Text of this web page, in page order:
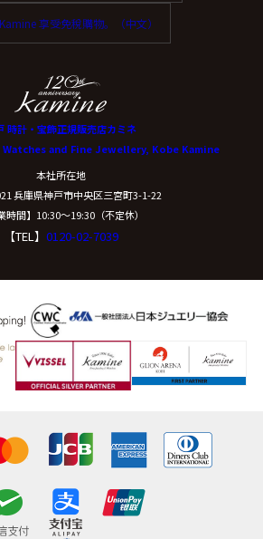
より、当社が保有する保有個人デー
、消去、第三者提供の停止および第
（以下、開示等という）に応じま
は、下記「当社の個人情報の取扱い
等の問合せ先」を参照してくださ
易に認識できない方法による個
ーコン等を用いるなどして、本人が
方法による個人情報の取得は行って
ついては、漏洩、減失または毀損の
個人情報の安全管理のために必要か
ます。
享受免稅購物。（中文）
時計・宝飾正規販売店カミネ
and Fine Jewellery, Kobe Kamine
本社所在地
兵庫県神戸市中央区三宮町3-1-22
時間】10:30〜19:30（不定休）
【TEL】 0120-02-7039